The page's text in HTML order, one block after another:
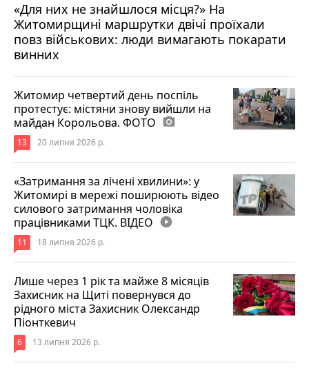
«Для них не знайшлося місця?» На
Житомирщині маршрутки двічі проїхали
повз військових: люди вимагають покарати
винних
17 липня 2026 р.
Житомир четвертий день поспіль
протестує: містяни знову вийшли на
майдан Корольова. ФОТО photo_camera
13 20 липня 2026 р.
«Затримання за лічені хвилини»: у
Житомирі в мережі поширюють відео
силового затримання чоловіка
працівниками ТЦК. ВІДЕО play_circle_filled
11 18 липня 2026 р.
Лише через 1 рік та майже 8 місяців
Захисник на Щиті повернувся до
рідного міста Захисник Олександр
Піонткевич
6 13 липня 2026 р.